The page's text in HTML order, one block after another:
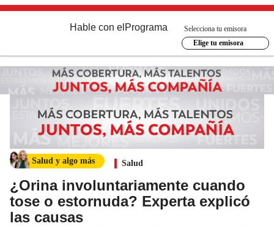
Hable con el Programa
Selecciona tu emisora
Elige tu emisora
Salud y algo más Salud
¿Orina involuntariamente cuando
tose o estornuda? Experta explicó
las causas